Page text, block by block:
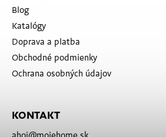
Blog
Katalógy
Doprava a platba
Obchodné podmienky
Ochrana osobných údajov
KONTAKT